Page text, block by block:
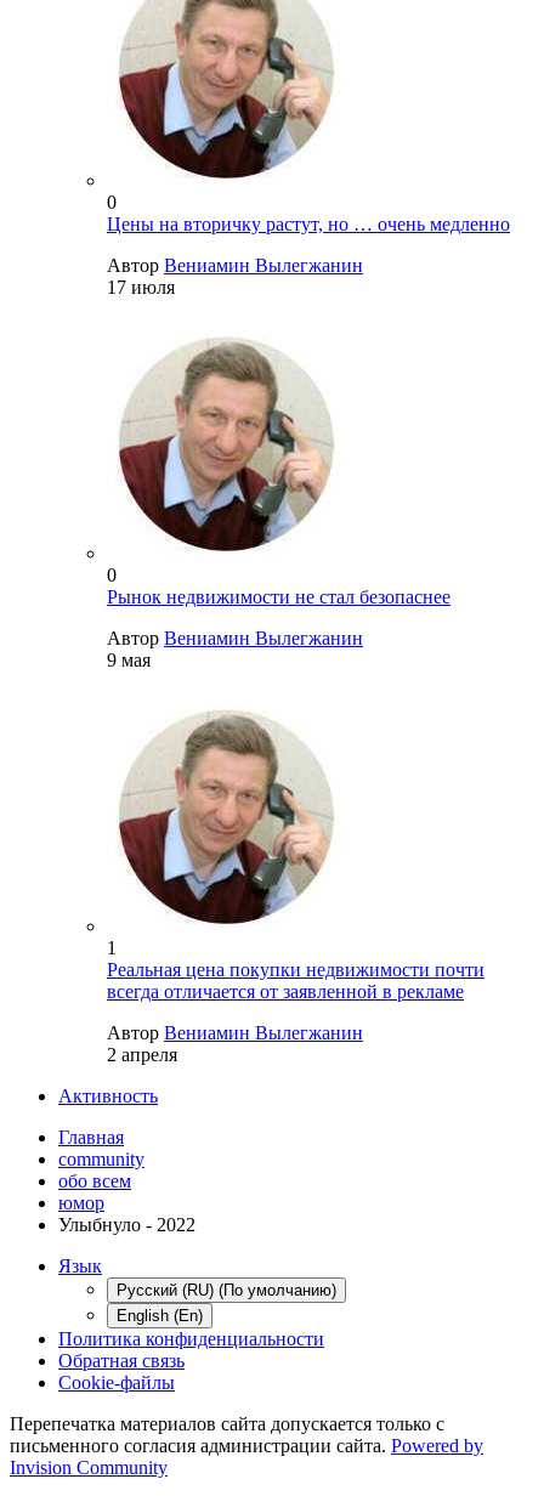
0
Цены на вторичку растут, но … очень медленно
Автор Вениамин Вылегжанин
17 июля
0
Рынок недвижимости не стал безопаснее
Автор Вениамин Вылегжанин
9 мая
1
Реальная цена покупки недвижимости почти
всегда отличается от заявленной в рекламе
Автор Вениамин Вылегжанин
2 апреля
Активность
Главная
community
обо всем
юмор
Улыбнуло - 2022
Язык
Русский (RU) (По умолчанию)
English (En)
Политика конфиденциальности
Обратная связь
Cookie-файлы
Перепечатка материалов сайта допускается только с
письменного согласия администрации сайта. Powered by
Invision Community